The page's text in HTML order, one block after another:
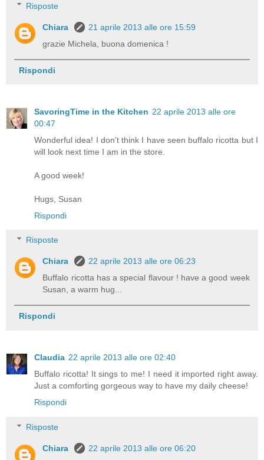
Risposte
Chiara
21 aprile 2013 alle ore 15:59
grazie Michela, buona domenica !
Rispondi
SavoringTime in the Kitchen 22 aprile 2013 alle ore
00:47
Wonderful idea! I don't think I have seen buffalo ricotta but I
will look next time I am in the store.
A good week!
Hugs, Susan
Rispondi
Risposte
Chiara
22 aprile 2013 alle ore 06:23
Buffalo ricotta has a special flavour ! have a good week
Susan, a warm hug...
Rispondi
Claudia 22 aprile 2013 alle ore 02:40
Buffalo ricotta! It sings to me! I need it imported right away.
Just a comforting gorgeous way to have my daily cheese!
Rispondi
Risposte
Chiara 22 aprile 2013 alle ore 06:20